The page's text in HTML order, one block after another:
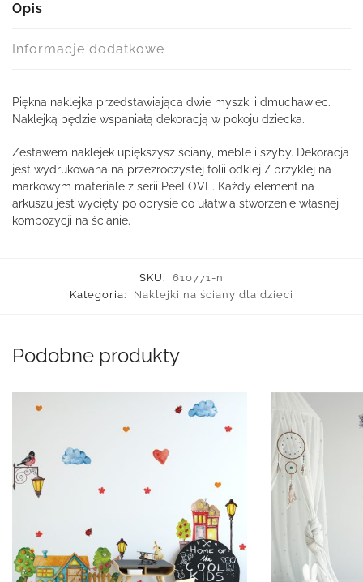
Opis
Informacje dodatkowe
Piękna naklejka przedstawiająca dwie myszki i dmuchawiec.
Naklejką będzie wspaniałą dekoracją w pokoju dziecka.
Zestawem naklejek upiększysz ściany, meble i szyby. Dekoracja
jest wydrukowana na przezroczystej folii odklej / przyklej na
markowym materiale z serii PeeLOVE. Każdy element na
arkuszu jest wycięty po obrysie co ułatwia stworzenie własnej
kompozycji na ścianie.
SKU:
610771-n
Kategoria:
Naklejki na ściany dla dzieci
Podobne produkty